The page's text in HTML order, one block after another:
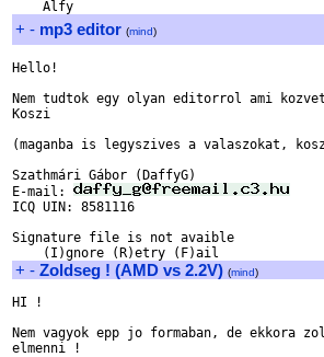
+ - mp3 editor (mind)
Hello!
Nem tudtok egy olyan editorrol ami
Koszi
(maganba is legyszives a valaszokat,
Szathmári Gábor (DaffyG)
E-mail:
ICQ UIN: 8581116
Signature file is not avaible
+ - Zoldseg ! (AMD vs 2.2V) (mind)
HI !
Nem vagyok epp jo formaban, de ekkora
elmenni !